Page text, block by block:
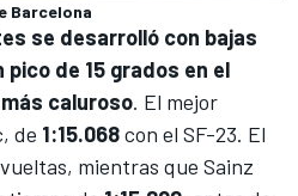
Barcelona
se desarrolló con bajas
de 15 grados en el
caluroso. El mejor
de 1:15.068con el SF-23. El
mientras que Sainz